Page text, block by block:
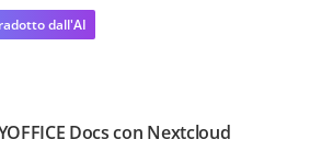
dall'AI
Docs con Nextcloud